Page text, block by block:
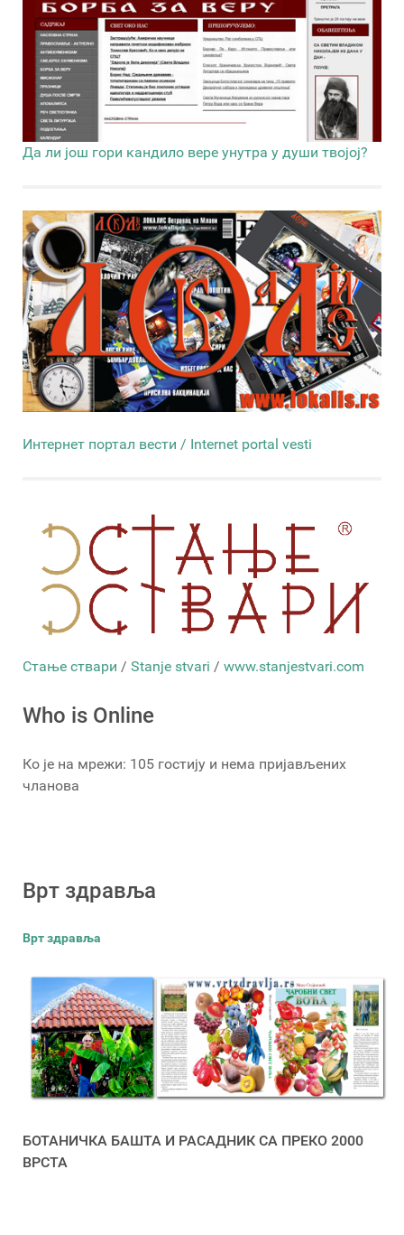
Да ли још гори кандило вере унутра у души твојој?
Интернет портал вести / Internet portal vesti
Стање ствари / Stanje stvari / www.stanjestvari.com
Who is Online
Ко је на мрежи: 105 гостију и нема пријављених
чланова
Врт здравља
Врт здравља
БОТАНИЧКА БАШТА И РАСАДНИК СА ПРЕКО 2000
ВРСТА